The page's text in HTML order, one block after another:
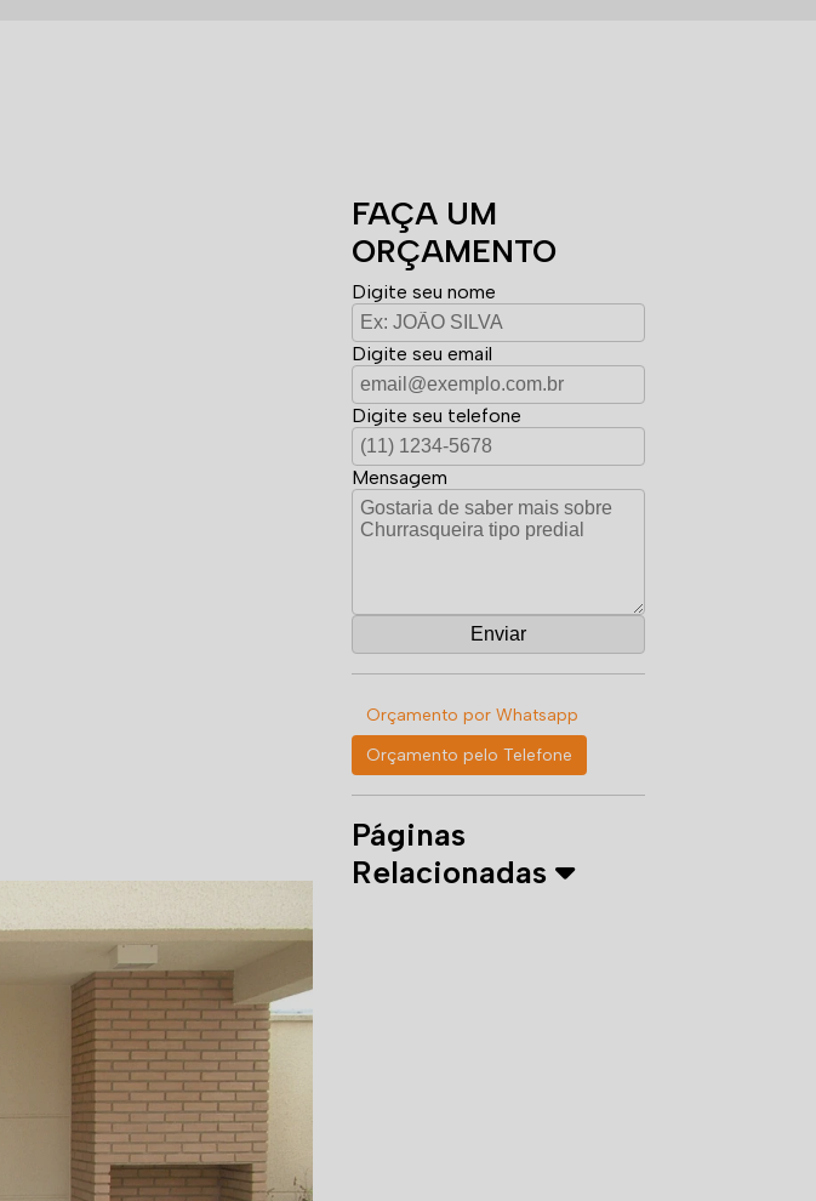
FAÇA UM
ORÇAMENTO
Digite seu nome
Digite seu email
Digite seu telefone
Mensagem
Orçamento por Whatsapp
Orçamento pelo Telefone
Páginas
Relacionadas